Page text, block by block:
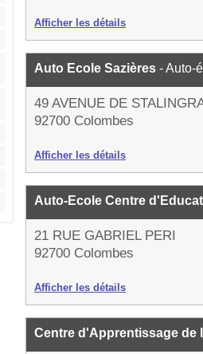
Afficher les détails
Auto Ecole Sazières - Auto-
49 AVENUE DE
92700 Colombes
Afficher les détails
Auto-Ecole Centre
21 RUE GABRIEL PERI
92700 Colombes
Afficher les détails
Centre d'Apprentissage de